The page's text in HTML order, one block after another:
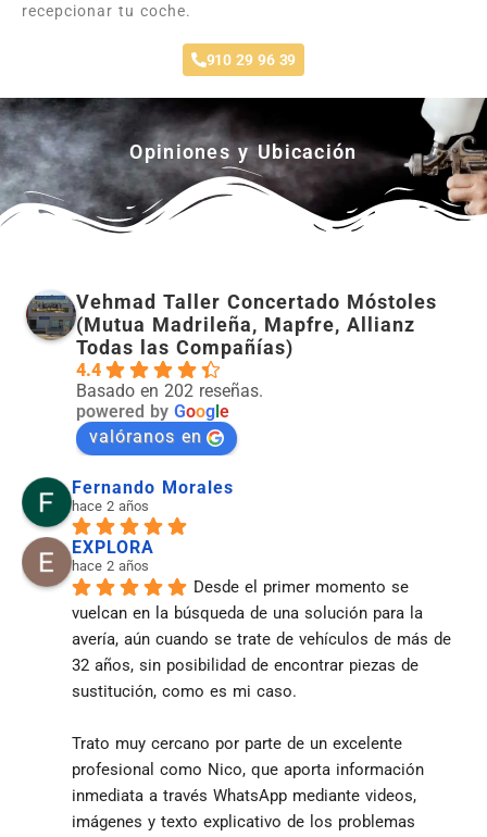
recepcionar tu coche.
910 29 96 39
Opiniones y Ubicación
Vehmad Taller Concertado Móstoles
(Mutua Madrileña, Mapfre, Allianz
Todas las Compañías)
4.4
Basado en 202 reseñas.
powered by Goog e
valóranos en
Fernando Morales
hace 2 años
EXPLORA
hace 2 años
Desde el primer momento se
vuelcan en la búsqueda de una solución para la
avería, aún cuando se trate de vehículos de más de
32 años, sin posibilidad de encontrar piezas de
sustitución, como es mi caso.
Trato muy cercano por parte de un excelente
profesional como Nico, que aporta información
inmediata a través WhatsApp mediante videos,
imágenes y texto explicativo de los problemas